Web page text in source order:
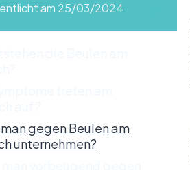
am 25/03/2024
gegen Beulen am
unternehmen?